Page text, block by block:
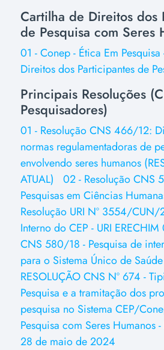
Cartilha de Direitos dos
de Pesquisa com Seres
01 - Conep - Ética Em
Direitos dos Participantes de
Principais Resoluções
Pesquisadores)
01 - Resolução CNS 466/12:
normas regulamentadoras de
envolvendo seres humanos
ATUAL)
02 - Resolução CNS
Pesquisas em Ciências
Resolução URI Nº 3554/CUN/
Interno do CEP - URI ERECHIM
CNS 580/18 - Pesquisa de
para o Sistema Único de Saúde
RESOLUÇÃO CNS Nº 674 -
Pesquisa e a tramitação dos
pesquisa no Sistema CEP/
Pesquisa com Seres Humanos
28 de maio de 2024